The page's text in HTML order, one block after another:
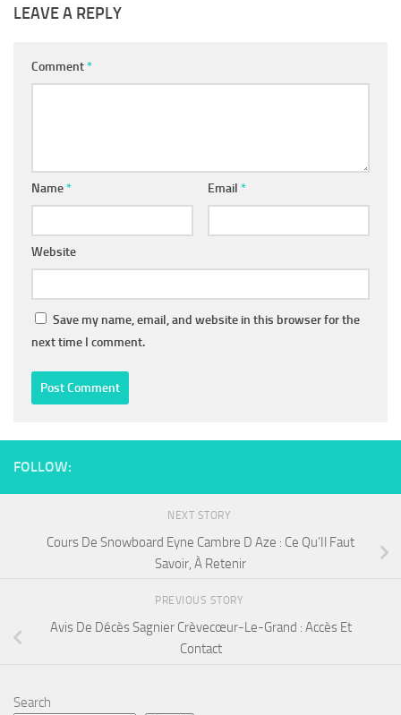
LEAVE A REPLY
Comment*
Name* Email *
Website
Save my name, email, and website in this browser for the
next time I comment.
FOLLOW:
NEXT STORY
Cours De Snowboard Eyne Cambre D Aze : Ce Qu’Il Faut
Savoir, À Retenir
PREVIOUS STORY
Avis De Décès Sagnier Crèvecœur-Le-Grand : Accès Et
Contact
Search